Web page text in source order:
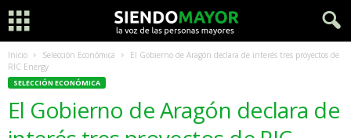
Inicio Selección Económica
El Gobierno de Aragón declara de interés tres proyectos de
RIC Energy
SELECCIÓN ECONÓMICA
El Gobierno de Aragón declara de